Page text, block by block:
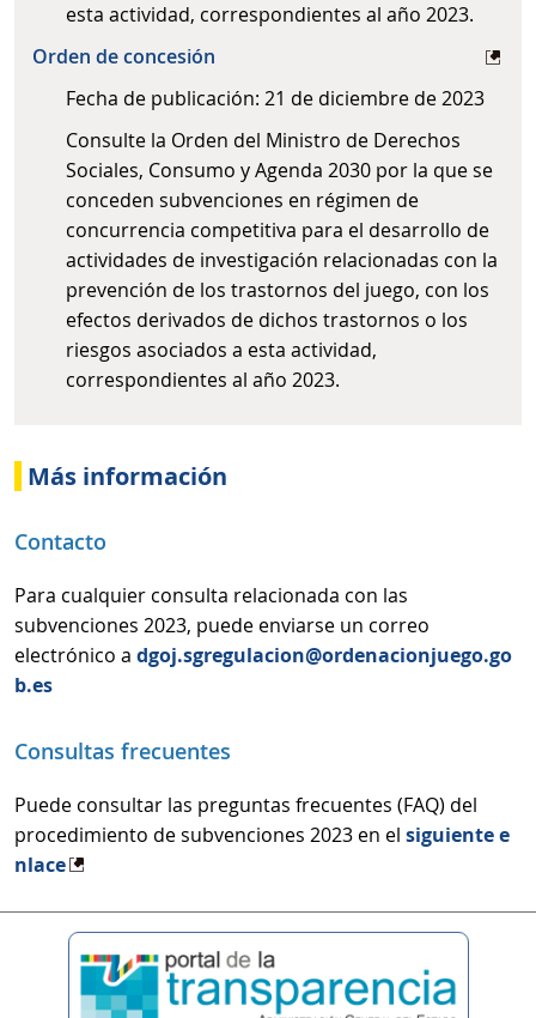
esta actividad, correspondientes al año 2023.
Orden de concesión
​Fecha de publicación: 21 de diciembre de 2023
Consulte la Orden del Ministro de Derechos
Sociales, Consumo y Agenda 2030 por la que se
conceden subvenciones en régimen de
concurrencia competitiva para el desarrollo de
actividades de investigación relacionadas con la
prevención de los trastornos del juego, con los
efectos derivados de dichos trastornos o los
riesgos asociados a esta actividad,
correspondientes al año 2023.
Más información
Contacto
Para cualquier consulta relacionada con las
subvenciones 2023, puede enviarse un correo
electrónico a dgoj.sgregulacion@ordenacionjuego.go
b.es
Consultas frecuentes
Puede consultar las preguntas frecuentes (FAQ) del
procedimiento de subvenciones 2023 en el siguiente e
nlace